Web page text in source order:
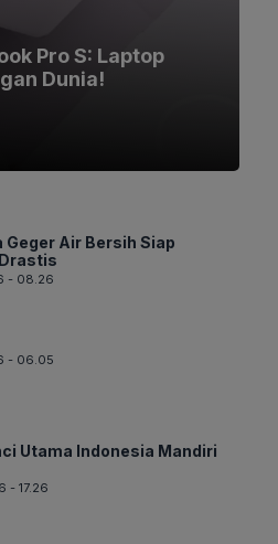
Pro S: Laptop
Dunia!
Geger Air Bersih Siap
- 08.26
- 06.05
Utama Indonesia Mandiri
- 17.26